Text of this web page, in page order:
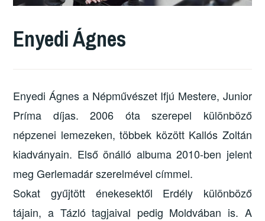
Enyedi Ágnes
Enyedi Ágnes a Népművészet Ifjú Mestere, Junior
Príma díjas. 2006 óta szerepel különböző
népzenei lemezeken, többek között Kallós Zoltán
kiadványain. Első önálló albuma 2010-ben jelent
meg Gerlemadár szerelmével címmel.
Sokat gyűjtött énekesektől Erdély különböző
tájain, a Tázló tagjaival pedig Moldvában is. A